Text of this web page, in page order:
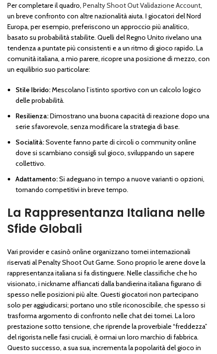
Per completare il quadro, Penalty Shoot Out Validazione Account,
un breve confronto con altre nazionalità aiuta. I giocatori del Nord
Europa, per esempio, preferiscono un approccio più analitico,
basato su probabilità stabilite. Quelli del Regno Unito rivelano una
tendenza a puntate più consistenti e a un ritmo di gioco rapido. La
comunità italiana, a mio parere, ricopre una posizione di mezzo, con
un equilibrio suo particolare:
Stile Ibrido:Mescolano l’istinto sportivo con un calcolo logico
delle probabilità.
Resilienza:Dimostrano una buona capacità di reazione dopo una
serie sfavorevole, senza modificare la strategia di base.
Socialità:Sovente fanno parte di circoli o community online
dove si scambiano consigli sul gioco, sviluppando un sapere
collettivo.
Adattamento:Si adeguano in tempo a nuove varianti o opzioni,
tornando competitivi in breve tempo.
La Rappresentanza Italiana nelle
Sfide Globali
Vari provider e casinò online organizzano tornei internazionali
riservati al Penalty Shoot Out Game. Sono proprio le arene dove la
rappresentanza italiana si fa distinguere. Nelle classifiche che ho
visionato, i nickname affiancati dalla bandierina italiana figurano di
spesso nelle posizioni più alte. Questi giocatori non partecipano
solo per aggiudicarsi; portano uno stile riconoscibile, che spesso si
trasforma argomento di confronto nelle chat dei tornei. La loro
prestazione sotto tensione, che riprende la proverbiale “freddezza”
del rigorista nelle fasi cruciali, è ormai un loro marchio di fabbrica.
Questo successo, a sua sua, incrementa la popolarità del gioco in